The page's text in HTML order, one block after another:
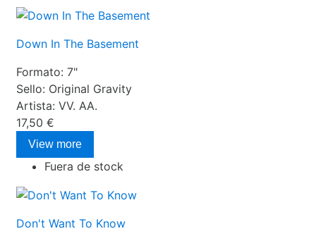
Down In The Basement
Formato: 7"
Sello: Original Gravity
Artista: VV. AA.
17,50 €
View more
Fuera de stock
Don't Want To Know